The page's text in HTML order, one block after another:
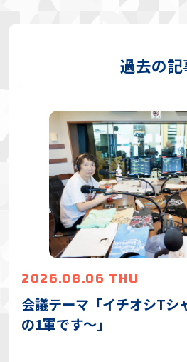
過去の記
2026.08.06 THU
会議テーマ「イチオシTシ
の1軍です〜」